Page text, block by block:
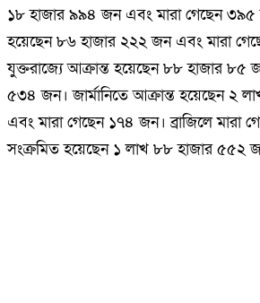
১৮ হাজার ৯৯৪ জন এবং মারা গেছেন ৩৯৫
হয়েছেন ৮৬ হাজার ২২২ জন এবং মারা
যুক্তরাজ্যে আক্রান্ত হয়েছেন ৮৮ হাজার ৮৫
৫৩৪ জন। জার্মানিতে আক্রান্ত হয়েছেন ২
এবং মারা গেছেন ১৭৪ জন। ব্রাজিলে
সংক্রমিত হয়েছেন ১ লাখ ৮৮ হাজার ৫৫২